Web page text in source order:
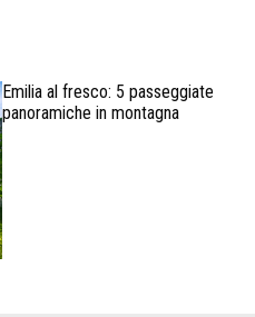
Emilia al fresco: 5 passeggiate
panoramiche in montagna